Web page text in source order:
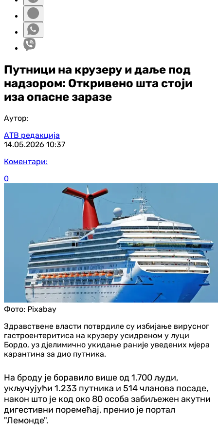
Путници на крузеру и даље под
надзором: Откривено шта стоји
иза опасне заразе
Аутор:
АТВ редакција
14.05.2026 10:37
Коментари:
0
Фото: Pixabay
Здравствене власти потврдиле су избијање вирусног
гастроентеритиса на крузеру усидреном у луци
Бордо, уз дјелимично укидање раније уведених мјера
карантина за дио путника.
На броду је боравило више од 1.700 људи,
укључујући 1.233 путника и 514 чланова посаде,
након што је код око 80 особа забиљежен акутни
дигестивни поремећај, пренио је портал
"Лемонде".